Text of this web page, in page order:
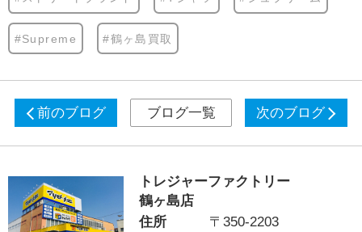
#Supreme #鶴ヶ島買取
前のブログ ブログ一覧 次のブログ
トレジャーファクトリー
鶴ヶ島店
住所
〒350-2203